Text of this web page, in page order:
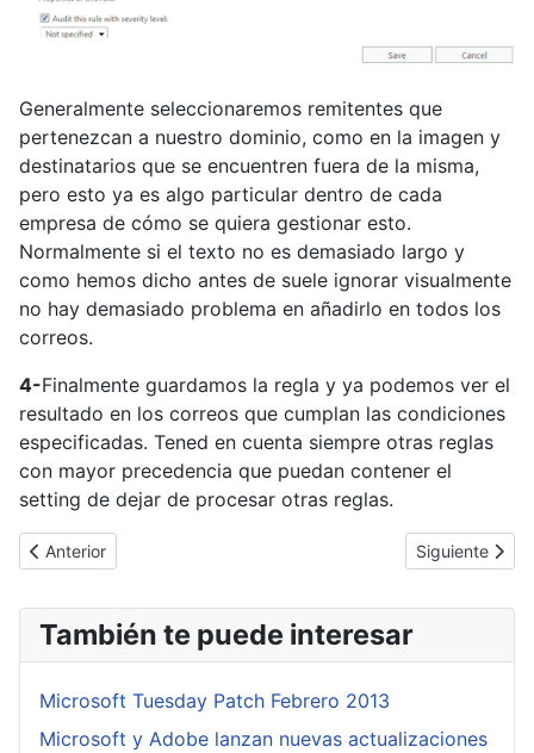
Generalmente seleccionaremos remitentes que
pertenezcan a nuestro dominio, como en la imagen y
destinatarios que se encuentren fuera de la misma,
pero esto ya es algo particular dentro de cada
empresa de cómo se quiera gestionar esto.
Normalmente si el texto no es demasiado largo y
como hemos dicho antes de suele ignorar visualmente
no hay demasiado problema en añadirlo en todos los
correos.
4-Finalmente guardamos la regla y ya podemos ver el
resultado en los correos que cumplan las condiciones
especificadas. Tened en cuenta siempre otras reglas
con mayor precedencia que puedan contener el
setting de dejar de procesar otras reglas.
Artículo anterior: Clientes de Cisco Meraki pierden sus datos
Anterior Artículo
Siguiente
También te puede interesar
Microsoft Tuesday Patch Febrero 2013
Microsoft y Adobe lanzan nuevas actualizaciones